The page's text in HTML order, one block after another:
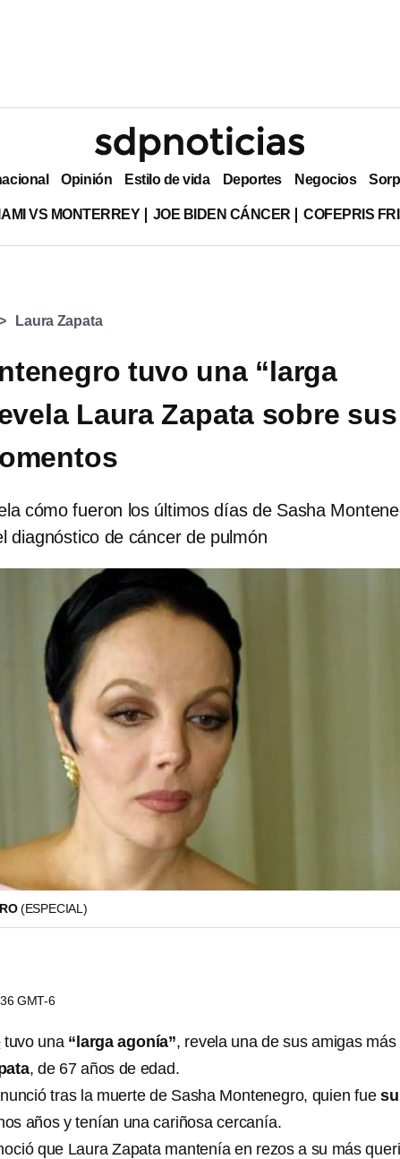
Opinión Estilo de vida Deportes Negocios
VS MONTERREY JOE BIDEN CÁNCER COFEPRIS
Laura Zapata
tuvo una “larga
Laura Zapata sobre sus
cómo fueron los últimos días de Sasha
diagnóstico de cáncer de pulmón
(ESPECIAL)
GMT-6
tuvo una “larga agonía”, revela una de sus amigas más
, de 67 años de edad.
tras la muerte de Sasha Montenegro, quien fue su
años y tenían una cariñosa cercanía.
que Laura Zapata mantenía en rezos a su más